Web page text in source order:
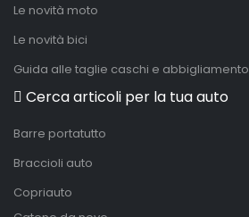
Le novità moto
Le novità bici
Guida alle taglie caschi e abbigliamento
Cerca articoli per la tua auto
Barre portatutto
Braccioli auto
Copriauto